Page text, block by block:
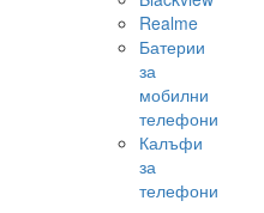
Realme
Батерии
за
мобилни
телефони
Калъфи
за
телефони